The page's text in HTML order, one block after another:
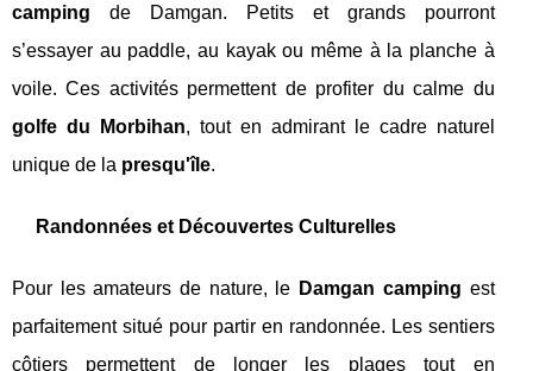
camping de Damgan. Petits et grands pourront
s’essayer au paddle, au kayak ou même à la planche à
voile. Ces activités permettent de profiter du calme du
golfe du Morbihan, tout en admirant le cadre naturel
unique de la presqu'île.
Randonnées et Découvertes Culturelles
Pour les amateurs de nature, le Damgan camping est
parfaitement situé pour partir en randonnée. Les sentiers
côtiers permettent de longer les plages tout en